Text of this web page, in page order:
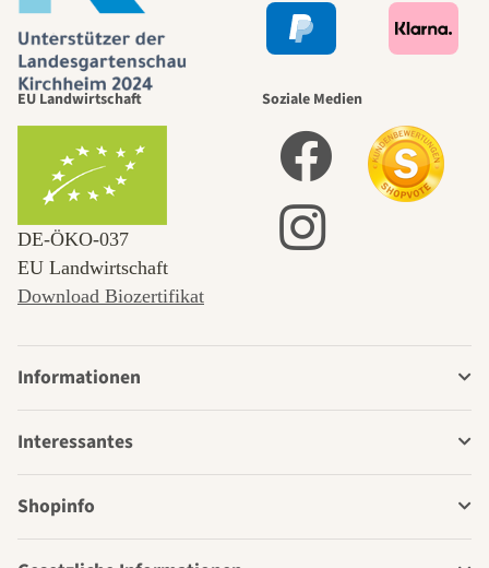
EU Landwirtschaft
DE‑ÖKO‑037
EU Landwirtschaft
Download Biozertifikat
Soziale Medien
Informationen
Interessantes
Shopinfo